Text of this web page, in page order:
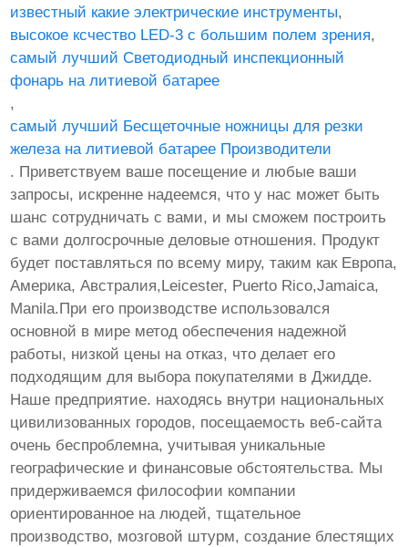
известный какие электрические инструменты,
высокое ксчество LED-3 с большим полем зрения,
самый лучший Светодиодный инспекционный
фонарь на литиевой батарее
,
самый лучший Бесщеточные ножницы для резки
железа на литиевой батарее Производители
. Приветствуем ваше посещение и любые ваши
запросы, искренне надеемся, что у нас может быть
шанс сотрудничать с вами, и мы сможем построить
с вами долгосрочные деловые отношения. Продукт
будет поставляться по всему миру, таким как Европа,
Америка, Австралия,Leicester, Puerto Rico,Jamaica,
Manila.При его производстве использовался
основной в мире метод обеспечения надежной
работы, низкой цены на отказ, что делает его
подходящим для выбора покупателями в Джидде.
Наше предприятие. находясь внутри национальных
цивилизованных городов, посещаемость веб-сайта
очень беспроблемна, учитывая уникальные
географические и финансовые обстоятельства. Мы
придерживаемся философии компании
ориентированное на людей, тщательное
производство, мозговой штурм, создание блестящих